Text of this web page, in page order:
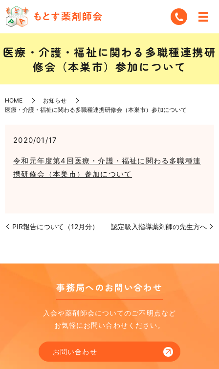
医療・介護・福祉に関わる多職種連携研
修会（本巣市）参加について
HOME
お知らせ
医療・介護・福祉に関わる多職種連携研修会（本巣市）参加について
2020/01/17
令和元年度第4回医療・介護・福祉に関わる多職種連
携研修会（本巣市）参加について
PIR報告について（12月分） 認定吸入指導薬剤師の先生方へ
事務局へのお問い合わせ
入会や薬剤師会についてのご不明点など
お気軽にお問い合わせください。
お問い合わせ